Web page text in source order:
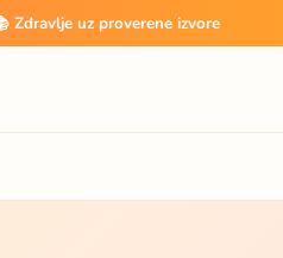
Zdravlje uz proverene izvore